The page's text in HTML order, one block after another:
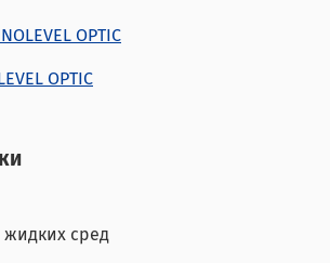
OPTIC
OPTIC
жидких сред